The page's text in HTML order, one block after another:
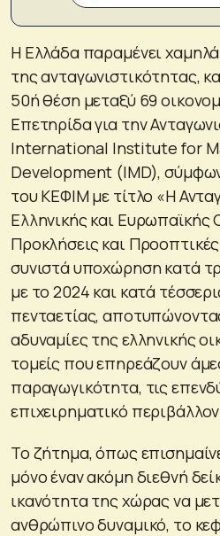
Η Ελλάδα παραμένει
της ανταγωνιστικότητας,
50ή θέση μεταξύ 69
Επετηρίδα για την
International Institute for
Development (IMD),
του ΚΕΦΙΜ με τίτλο «Η
Ελληνικής και Ευρωπαϊκής
Προκλήσεις και
συνιστά υποχώρηση κατά
με το 2024 και κατά
πενταετίας,
αδυναμίες της ελληνικής
τομείς που επηρεάζουν
παραγωγικότητα, τις
επιχειρηματικό
Το ζήτημα, όπως
μόνο έναν ακόμη διεθνή
ικανότητα της χώρας να
ανθρώπινο δυναμικό, το